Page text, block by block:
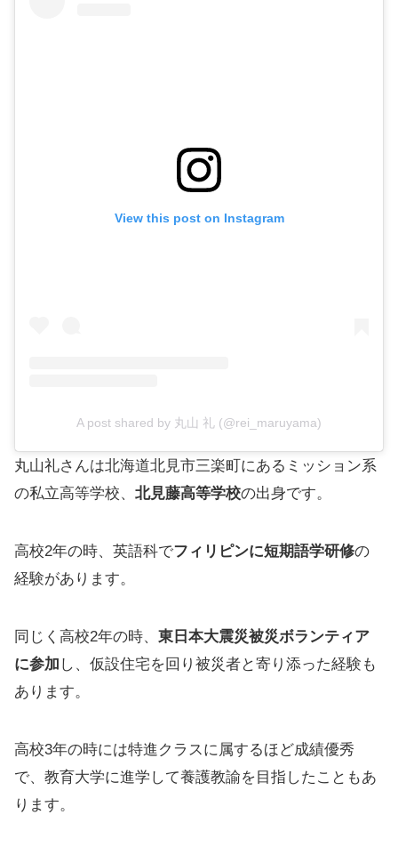
View this post on Instagram
A post shared by 丸山 礼 (@rei_maruyama)
丸山礼さんは北海道北見市三楽町にあるミッション系
の私立高等学校、 北見藤高等学校の出身です。
高校2年の時、英語科でフィリピンに短期語学研修の
経験があります。
同じく高校2年の時、 東日本大震災被災ボランティア
に参加 し、仮設住宅を回り被災者と寄り添った経験も
あります。
高校3年の時には特進クラスに属するほど成績優秀
で、教育大学に進学して養護教諭を目指したこともあ
ります。